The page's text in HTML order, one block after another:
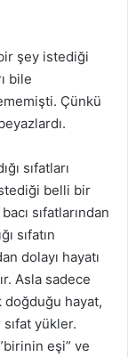
şey istediği
bile
Çünkü
sıfatları
belli bir
sıfatlarından
sıfatın
dolayı hayatı
Asla sadece
doğduğu hayat,
yükler.
eşi” ve